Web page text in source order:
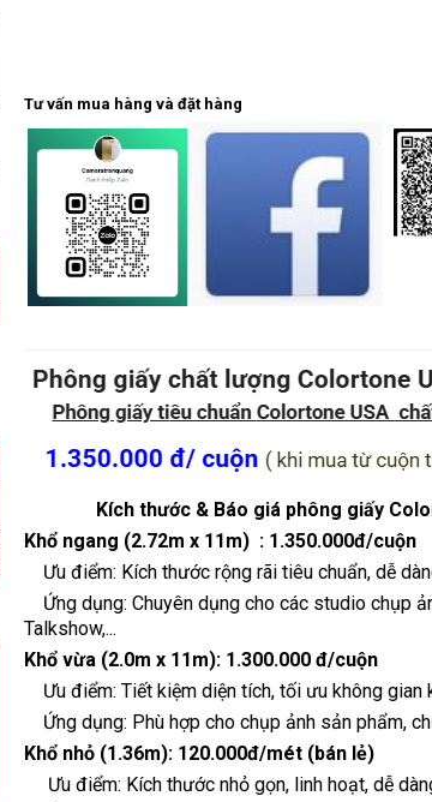
Tư vấn mua hàng và đặt hàng
Kích thước & Báo giá phông giấy
Khổ ngang (2.72m x 11m) : 1.350.000đ/cuộn
Ưu điểm: Kích thước rộng rãi tiêu chuẩn, dễ
Ứng dụng: Chuyên dụng cho các studio chụp
Talkshow,...
Khổ vừa (2.0m x 11m): 1.300.000 đ/cuộn
Ưu điểm: Tiết kiệm diện tích, tối ưu không gian
Ứng dụng: Phù hợp cho chụp ảnh sản phẩm,
Khổ nhỏ (1.36m): 120.000đ/mét (bán lẻ)
Ưu điểm: Kích thước nhỏ gọn, linh hoạt, dễ